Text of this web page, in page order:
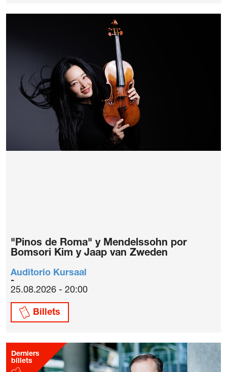
"Pinos de Roma" y Mendelssohn por
Bomsori Kim y Jaap van Zweden
Auditorio Kursaal
25.08.2026 - 20:00
Billets
Derniers
billets